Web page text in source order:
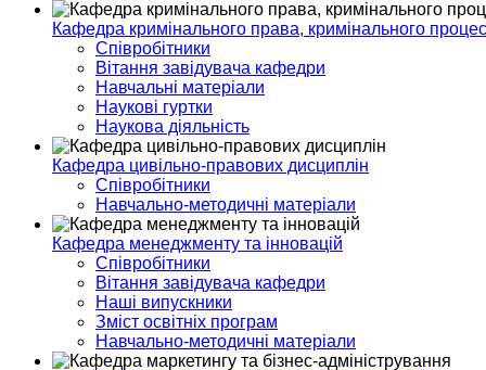
Кафедра кримінального права, кримінального
Співробітники
Вітання завідувача кафедри
Навчальні матеріали
Наукові гуртки
Наукова діяльність
Кафедра цивільно-правових дисциплін
Співробітники
Навчально-методичні матеріали
Кафедра менеджменту та інновацій
Співробітники
Вітання завідувача кафедри
Наші випускники
Зміст освітніх програм
Навчально-методичні матеріали